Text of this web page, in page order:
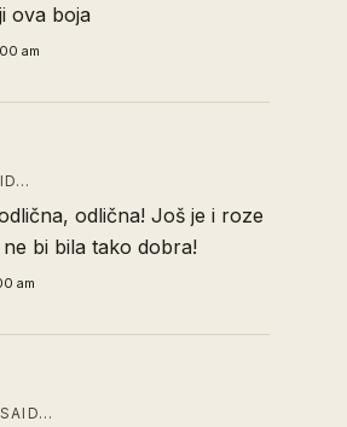
ova boja
am
odlična! Još je i roze
bi bila tako dobra!
am